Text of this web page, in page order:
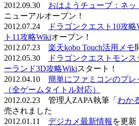
2012.09.30 おはようチューブ：ネッ
ニューアルオープン！
2012.07.24
ドラゴンクエスト10攻略
ト11攻略Wikiオープン！
2012.07.23 楽天kobo Touch活用メモ
2012.05.30
ドラゴンクエストモン
ーランド3D攻略Wikiスタート！
2012.04.10 簡単にファミコンのプ
（全ゲームタイトル対応）
2012.02.23 管理人ZAPA執筆「 わか
売されました
2012.01.11 デジカメ最新情報 を更新